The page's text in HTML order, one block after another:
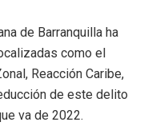
de Barranquilla ha
como el
Reacción Caribe,
de este delito
va de 2022.